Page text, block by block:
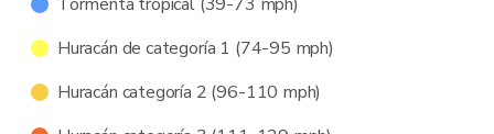
Huracán de categoría 1 (74-95 mph)
Huracán categoría 2 (96-110 mph)